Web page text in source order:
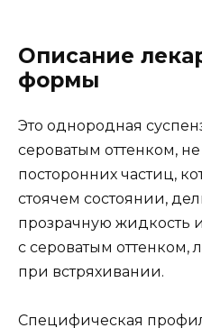
Описание
формы
Это однородная
сероватым оттенком,
посторонних частиц,
стоячем состоянии,
прозрачную жидкость
с сероватым
при встряхивании.
Специфическая